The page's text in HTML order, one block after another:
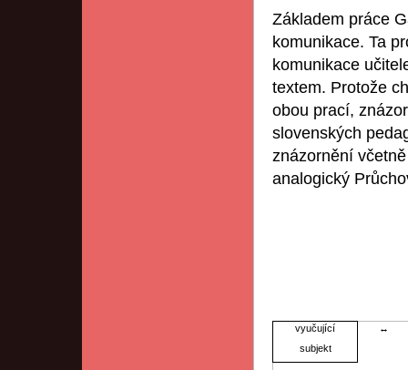
Základem práce
komunikace. Ta
komunikace
textem. Protože
obou prací,
slovenských
znázornění
analogický
vyučující
↔
subjekt